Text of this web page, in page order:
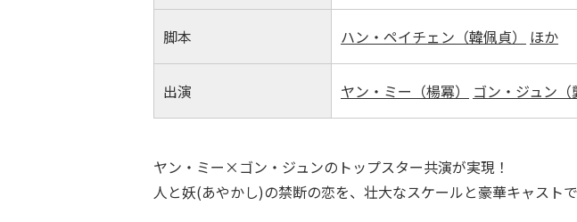
脚本 ハン・ペイチェン（韓佩貞） ほか
出演 ヤン・ミー（楊冪） ゴン・ジュン（
ヤン・ミー×ゴン・ジュンのトップスター共演が実現！
人と妖(あやかし)の禁断の恋を、壮大なスケールと豪華キャスト